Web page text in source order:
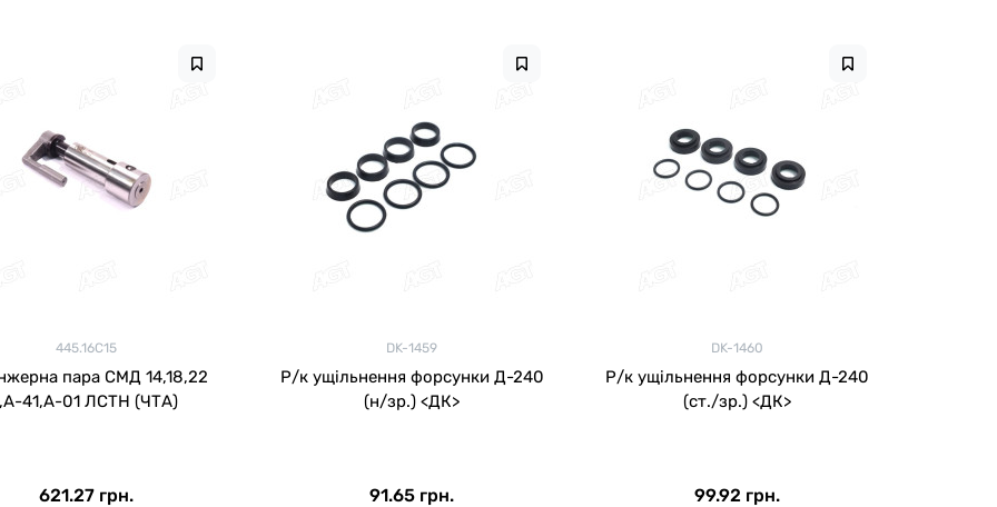
445.16С15
пара СМД 14,18,22
41,А-01 ЛСТН (ЧТА)
621.27 грн.
DK-1459
Р/к ущільнення форсунки Д-240
(н/зр.) <ДК>
91.65 грн.
DK-1460
Р/к ущільнення форсунки Д-240
(ст./зр.) <ДК>
99.92 грн.